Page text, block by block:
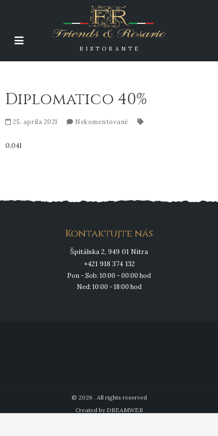
RISTORANTE
Diplomatico 40%
25. apríla 2021 Nekomentované
0.04l
Kontaktujte nás
Špitálska 2, 949 01 Nitra
+421 918 374 132
Pon - Sob: 10:00 - 00:00 hod
Ned: 10:00 - 18:00 hod
© 2026 . All rights reserved
Created by DREAMWEB